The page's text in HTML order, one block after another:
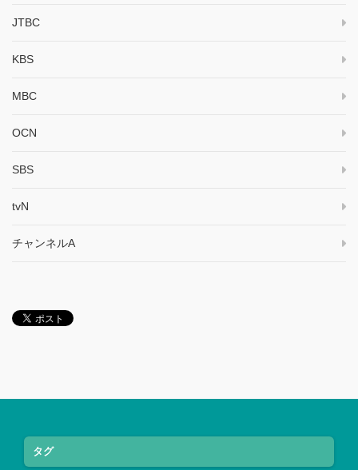
JTBC
KBS
MBC
OCN
SBS
tvN
チャンネルA
タグ